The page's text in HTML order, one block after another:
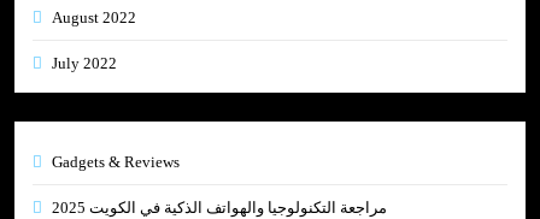
August 2022
July 2022
Gadgets & Reviews
مراجعة التكنولوجيا والهواتف الذكية في الكويت 2025